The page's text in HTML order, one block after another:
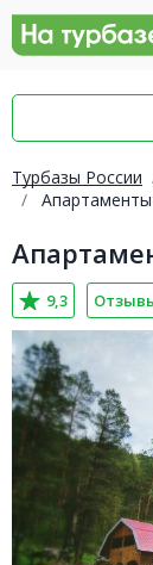
Турбазы России
9,3